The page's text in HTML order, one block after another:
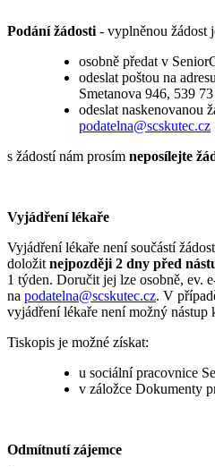
Podání žádosti - vyplněnou žádost
osobně předat v
odeslat poštou na
Smetanova 946, 539
odeslat naskenovanou
podatelna@scskutec.cz
s žádostí nám prosím neposílejte
Vyjádření lékaře
Vyjádření lékaře není součástí
doložit nejpozději 2 dny před
1 týden. Doručit jej lze osobně, ev.
na podatelna@scskutec.cz. V
vyjádření lékaře není možný nástup
Tiskopis je možné získat:
u sociální pracovnice
v záložce Dokumenty
Odmítnutí zájemce